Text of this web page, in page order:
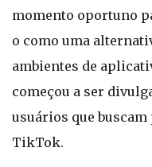
momento oportuno
o como uma
ambientes de
começou a ser
usuários que
TikTok.